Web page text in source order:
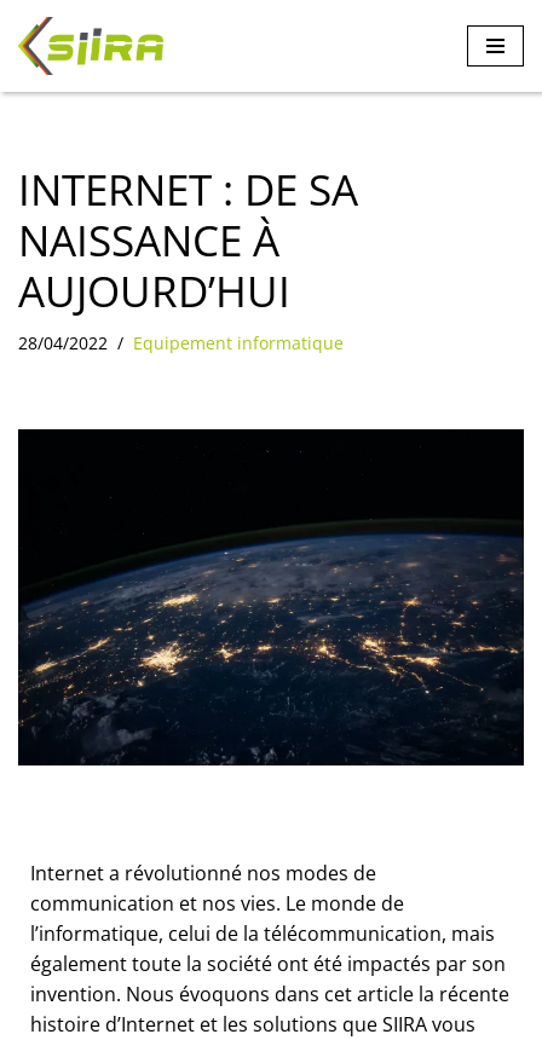
Aller
au
INTERNET : DE SA
NAISSANCE À
AUJOURD’HUI
28/04/2022 Equipement informatique
Internet a révolutionné nos modes de
communication et nos vies. Le monde de
l’informatique, celui de la télécommunication, mais
également toute la société ont été impactés par son
invention. Nous évoquons dans cet article la récente
histoire d’Internet et les solutions que SIIRA vous